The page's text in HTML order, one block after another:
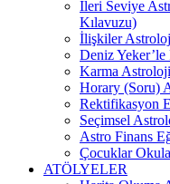
İleri Seviye
Kılavuzu)
İlişkiler
Deniz
Karma
Horary (Soru)
Rektifikasyon
Seçimsel
Astro Finans
Çocuklar
ATÖLYELER